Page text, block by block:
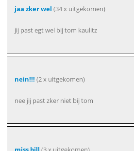
jaa zker wel (34 x uitgekomen)
jij past egt wel bij tom kaulitz
nein!!! (2 x uitgekomen)
nee jij past zker niet bij tom